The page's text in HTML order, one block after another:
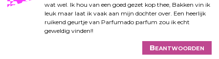
wat wel. Ik hou van een goed gezet kop thee, Bakken vin ik
leuk maar laat ik vaak aan mijn dochter over. Een heerlijk
ruikend geurtje van Parfumado parfum zou ik echt
geweldig vinden!!
Beantwoorden